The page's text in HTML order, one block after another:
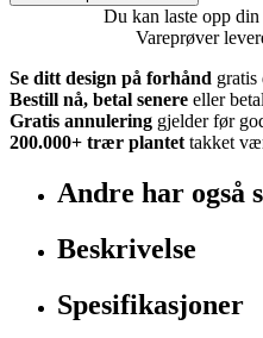
Du kan laste opp
Vareprøver
Se ditt design på forhånd
Bestill nå, betal senere eller
Gratis annulering gjelder før
200.000+ trær plantet takket
Andre har også
Beskrivelse
Spesifikasjoner